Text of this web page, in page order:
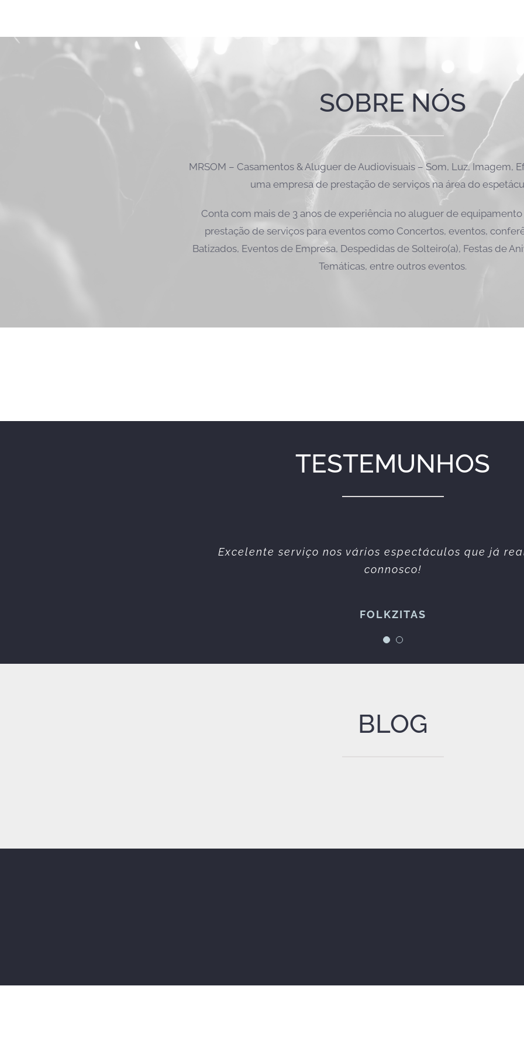
SOBRE NÓS
MRSOM – Casamentos & Aluguer de Audiovisuais – Som, Luz, Imagem,
uma empresa de prestação de serviços na área do
Conta com mais de 3 anos de experiência no aluguer de
prestação de serviços para eventos como Concertos, eventos,
Batizados, Eventos de Empresa, Despedidas de Solteiro(a), Festas de
Temáticas, entre outros eventos.
TESTEMUNHOS
Excelente serviço nos vários espectáculos que já
connosco!
FOLKZITAS
Equipa simpática e profissional. Sempre prestáveis.
serviços prestados sempre da melhor
Espetáculos à Maneira
BLOG